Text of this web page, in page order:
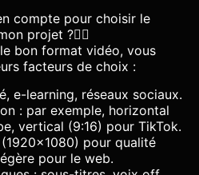
compte pour choisir le
projet ?
bon format vidéo, vous
facteurs de choix :
e-learning, réseaux sociaux.
: par exemple, horizontal
vertical (9:16) pour TikTok.
pour qualité
pour le web.